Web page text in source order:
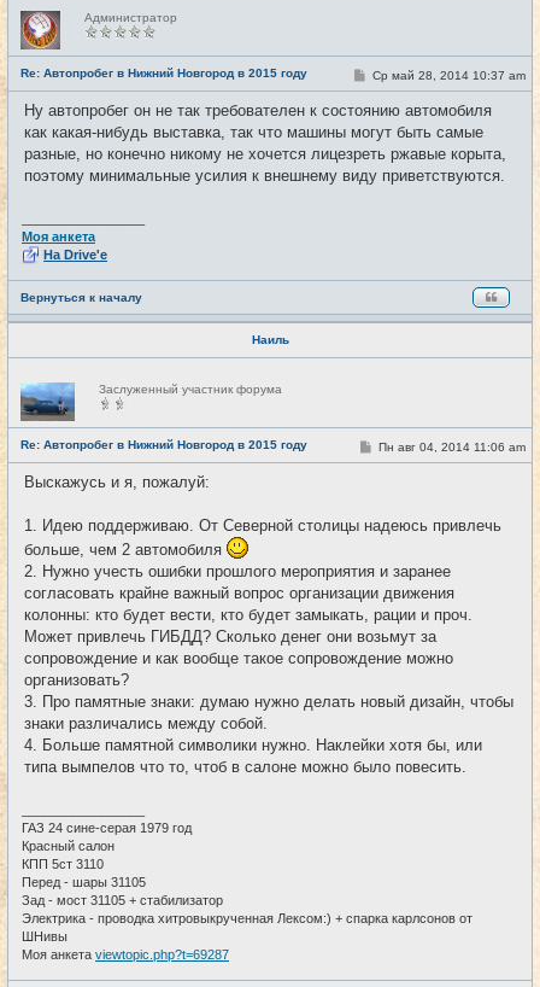
Н
е
в
с
е
т
и
Администратор
Re: Автопробег в Нижний Новгород в 2015 году #7
С
о
б
щ
н
и
Ср май 28, 2014 10:37 am
Ну автопробег он не так требователен к состоянию автомобиля
как какая-нибудь выставка, так что машины могут быть самые
разные, но конечно никому не хочется лицезреть ржавые корыта,
поэтому минимальные усилия к внешнему виду приветствуются.
Моя анкета
На Drive'e
Вернуться к началу
Наиль
Н
е
в
с
е
т
и
Заслуженный участник форума
Re: Автопробег в Нижний Новгород в 2015 году #8
С
о
н
Пн авг 04, 2014 11:06 am
Выскажусь и я, пожалуй:
1. Идею поддерживаю. От Северной столицы надеюсь привлечь
больше, чем 2 автомобиля
2. Нужно учесть ошибки прошлого мероприятия и заранее
согласовать крайне важный вопрос организации движения
колонны: кто будет вести, кто будет замыкать, рации и проч.
Может привлечь ГИБДД? Сколько денег они возьмут за
сопровождение и как вообще такое сопровождение можно
организовать?
3. Про памятные знаки: думаю нужно делать новый дизайн, чтобы
знаки различались между собой.
4. Больше памятной символики нужно. Наклейки хотя бы, или
типа вымпелов что то, чтоб в салоне можно было повесить.
ГАЗ 24 сине-серая 1979 год
Красный салон
КПП 5ст 3110
Перед - шары 31105
Зад - мост 31105 + стабилизатор
Электрика - проводка хитровыкрученная Лексом:) + спарка карлсонов от
ШНивы
Моя анкета viewtopic.php?t=69287